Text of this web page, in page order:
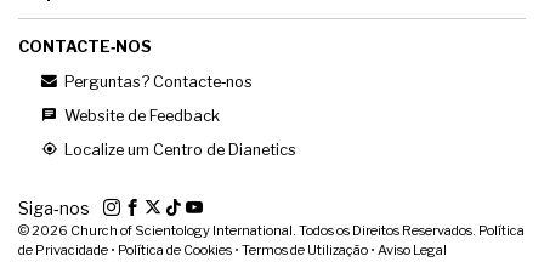
CONTACTE‑NOS
Perguntas? Contacte‑nos
Website de Feedback
Localize um Centro de Dianetics
Siga‑nos
© 2026 Church of Scientology International. Todos os Direitos Reservados. Política
de Privacidade • Política de Cookies • Termos de Utilização • Aviso Legal